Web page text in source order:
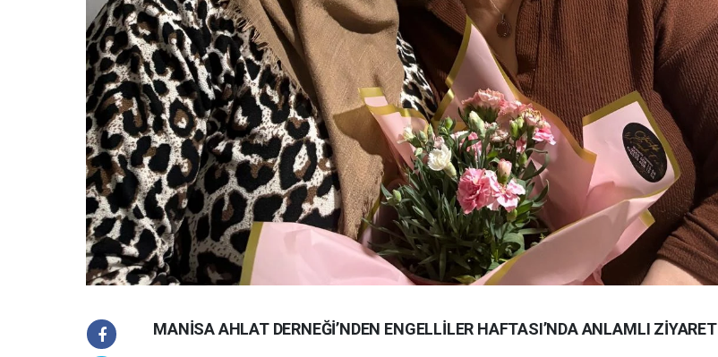
MANİSA AHLAT DERNEĞİ’NDEN ENGELLİLER HAFTASI’NDA ANLAMLI ZİYARET